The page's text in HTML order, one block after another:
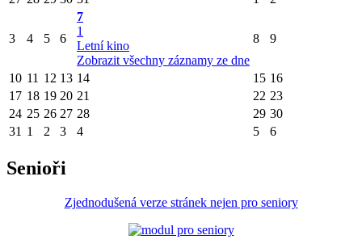
3 4 5 6
7
1
Letní kino
Zobrazit všechny záznamy ze dne
8 9
10 11 12 13 14 15 16
17 18 19 20 21 22 23
24 25 26 27 28 29 30
31 1 2 3 4 5 6
Senioři
Zjednodušená verze stránek nejen pro seniory